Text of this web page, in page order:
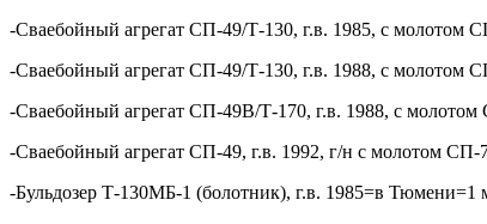
-Сваебойный агрегат СП-49/Т-130, г.в. 1985, с молотом
-Сваебойный агрегат СП-49/Т-130, г.в. 1988, с молотом
-Сваебойный агрегат СП-49В/Т-170, г.в. 1988, с
-Сваебойный агрегат СП-49, г.в. 1992, г/н с молотом
-Бульдозер Т-130МБ-1 (болотник), г.в. 1985=в Тюмени=1